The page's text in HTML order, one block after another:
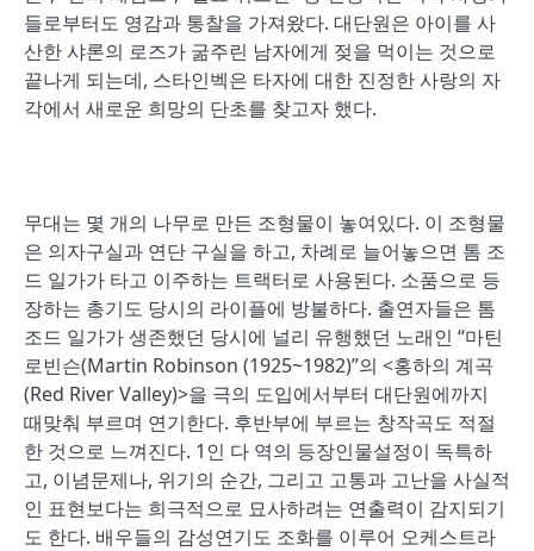
들로부터도 영감과 통찰을 가져왔다. 대단원은 아이를 사
산한 샤론의 로즈가 굶주린 남자에게 젖을 먹이는 것으로
끝나게 되는데, 스타인벡은 타자에 대한 진정한 사랑의 자
각에서 새로운 희망의 단초를 찾고자 했다.
무대는 몇 개의 나무로 만든 조형물이 놓여있다. 이 조형물
은 의자구실과 연단 구실을 하고, 차례로 늘어놓으면 톰 조
드 일가가 타고 이주하는 트랙터로 사용된다. 소품으로 등
장하는 총기도 당시의 라이플에 방불하다. 출연자들은 톰
조드 일가가 생존했던 당시에 널리 유행했던 노래인 “마틴
로빈슨(Martin Robinson (1925~1982)”의 <홍하의 계곡
(Red River Valley)>을 극의 도입에서부터 대단원에까지
때맞춰 부르며 연기한다. 후반부에 부르는 창작곡도 적절
한 것으로 느껴진다. 1인 다 역의 등장인물설정이 독특하
고, 이념문제나, 위기의 순간, 그리고 고통과 고난을 사실적
인 표현보다는 희극적으로 묘사하려는 연출력이 감지되기
도 한다. 배우들의 감성연기도 조화를 이루어 오케스트라